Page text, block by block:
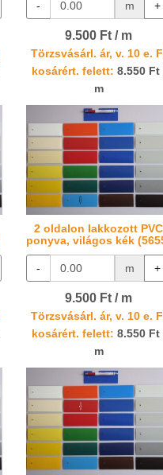
- m +
9.500 Ft / m
Törzsvásárl. ár, v. 10 e.
kosárért. felett: 8.550 Ft
m
2 oldalon lakkozott PVC
ponyva, világos kék
- m +
9.500 Ft / m
Törzsvásárl. ár, v. 10 e.
kosárért. felett: 8.550 Ft
m